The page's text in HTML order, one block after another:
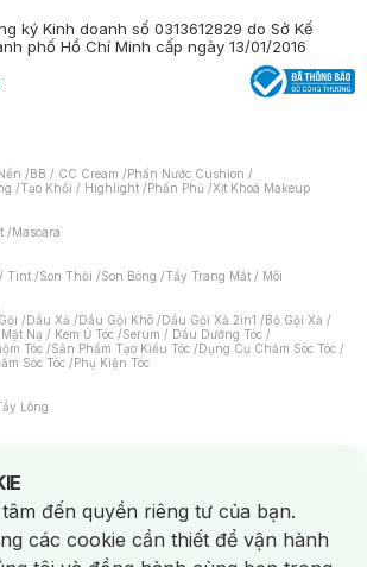
ký Kinh doanh số 0313612829 do Sở Kế
phố Hồ Chí Minh cấp ngày 13/01/2016
/BB / CC Cream /Phấn Nước Cushion /
/Tạo Khối / Highlight /Phấn Phủ /Xịt Khoá Makeup
/Mascara
Tint /Son Thỏi /Son Bóng /Tẩy Trang Mắt / Môi
/Dầu Xả /Dầu Gội Khô /Dầu Gội Xả 2in1 /Bộ Gội Xả /
Mặt Nạ / Kem Ủ Tóc /Serum / Dầu Dưỡng Tóc /
Tóc /Sản Phẩm Tạo Kiểu Tóc /Dụng Cụ Chăm Sóc Tóc /
Sóc Tóc /Phụ Kiện Tóc
Lông
/Máy Massage/Mặt Nạ Xông Hơi /Nước Rửa Tay/
/Bàn Chải Đánh Răng /Bàn Chải Điện/
Răng /Máy Tăm Nước/ Nước Súc Miệng/
Miệng / Dung Dịch Vệ Sinh/Dưỡng Vùng Kín/
usage
đến quyền riêng tư của bạn.
các cookie cần thiết để vận hành